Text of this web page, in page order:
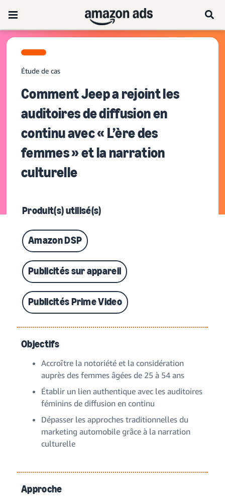
Étude de cas
Comment Jeep a rejoint les
auditoires de diffusion en
continu avec « L’ère des
femmes » et la narration
culturelle
Produit(s) utilisé(s)
Amazon DSP
Publicités sur appareil
Publicités Prime Video
Objectifs
Accroître la notoriété et la considération
auprès des femmes âgées de 25 à 54 ans
Établir un lien authentique avec les auditoires
féminins de diffusion en continu
Dépasser les approches traditionnelles du
marketing automobile grâce à la narration
culturelle
Approche